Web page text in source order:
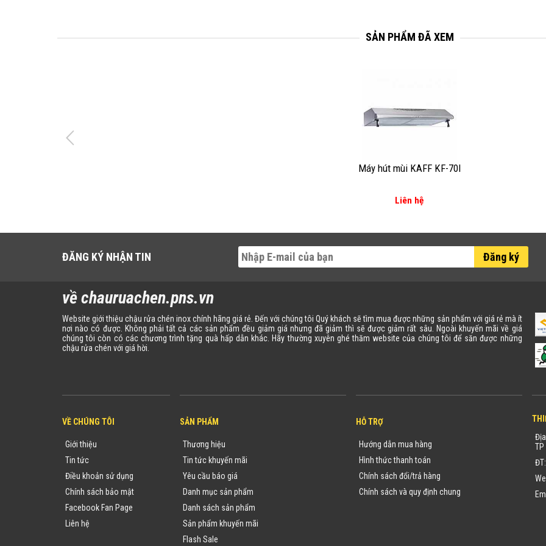
SẢN PHẨM ĐÃ XEM
Máy hút mùi KAFF KF-70I
Liên hệ
ĐĂNG KÝ NHẬN TIN Đăng ký
về chauruachen.pns.vn
Website giới thiệu chậu rửa chén inox chính hãng giá rẻ. Đến với chúng tôi Quý khách sẽ tìm mua được những sản phẩm với giá rẻ mà ít
nơi nào có được. Không phải tất cả các sản phẩm đều giảm giá nhưng đã giảm thì sẽ được giảm rất sâu. Ngoài khuyến mãi về giá
chúng tôi còn có các chương trình tặng quà hấp dẫn khác. Hãy thường xuyên ghé thăm website của chúng tôi để săn được những
chậu rửa chén với giá hời.
VỀ CHÚNG TÔI
Giới thiệu
Tin tức
Điều khoản sử dụng
Chính sách bảo mật
Facebook Fan Page
Liên hệ
SẢN PHẨM
Thương hiệu
Tin tức khuyến mãi
Yêu cầu báo giá
Danh mục sản phẩm
Danh sách sản phẩm
Sản phẩm khuyến mãi
Flash Sale
HỖ TRỢ
Hướng dẫn mua hàng
Hình thức thanh toán
Chính sách đổi/trả hàng
Chính sách và quy định chung
TP
ĐT: